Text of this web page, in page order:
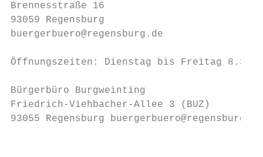
Brennesstraße 16
93059 Regensburg
buergerbuero@regensburg.de
Öffnungszeiten: Dienstag bis Freitag 8.30
Bürgerbüro Burgweinting
Friedrich-Viehbacher-Allee 3 (BUZ)
93055 Regensburg buergerbuero@regensburg.de